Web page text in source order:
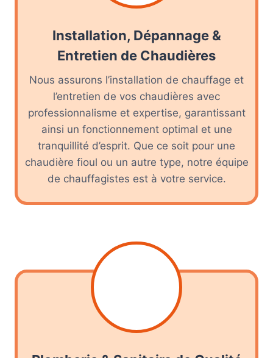
Installation, Dépannage &
Entretien de Chaudières
Nous assurons l’installation de chauffage et
l’entretien de vos chaudières avec
professionnalisme et expertise, garantissant
ainsi un fonctionnement optimal et une
tranquillité d’esprit. Que ce soit pour une
chaudière fioul ou un autre type, notre équipe
de chauffagistes est à votre service.